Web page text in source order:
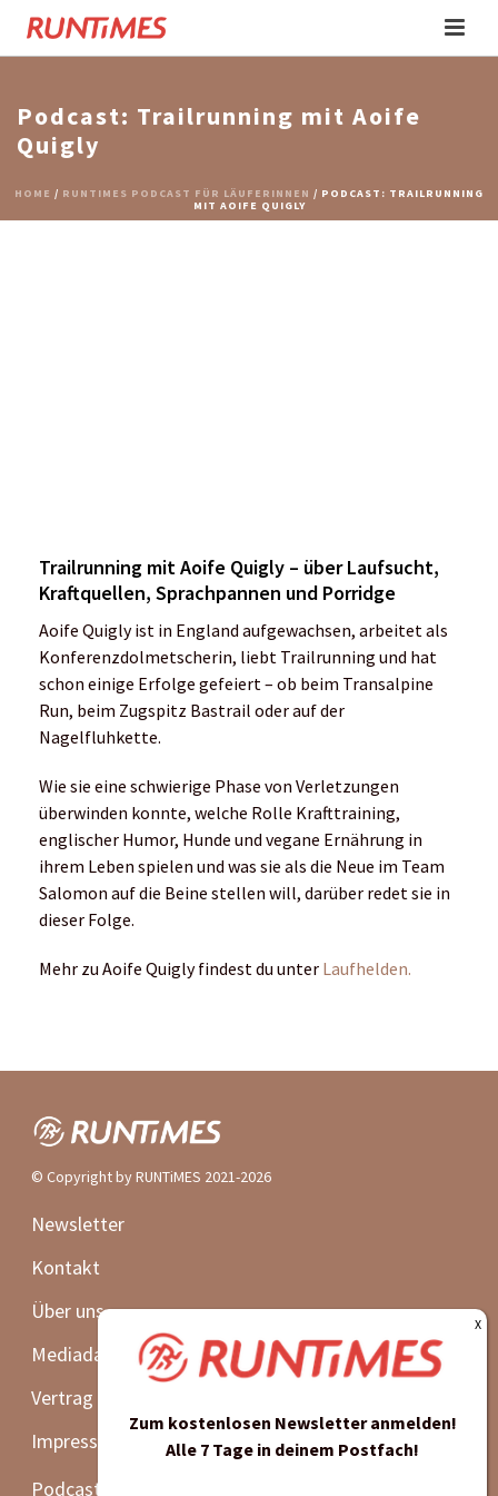
Podcast: Trailrunning mit Aoife
Quigly
HOME / RUNTIMES PODCAST FÜR LÄUFERINNEN / PODCAST: TRAILRUNNING
MIT AOIFE QUIGLY
Trailrunning mit Aoife Quigly – über Laufsucht,
Kraftquellen, Sprachpannen und Porridge
Aoife Quigly ist in England aufgewachsen, arbeitet als
Konferenzdolmetscherin, liebt Trailrunning und hat
schon einige Erfolge gefeiert – ob beim Transalpine
Run, beim Zugspitz Bastrail oder auf der
Nagelfluhkette.
Wie sie eine schwierige Phase von Verletzungen
überwinden konnte, welche Rolle Krafttraining,
englischer Humor, Hunde und vegane Ernährung in
ihrem Leben spielen und was sie als die Neue im Team
Salomon auf die Beine stellen will, darüber redet sie in
dieser Folge.
Mehr zu Aoife Quigly findest du unter Laufhelden.
© Copyright by RUNTiMES 2021-2026
Newsletter
Kontakt
Über uns
Mediadaten
Vertrag widerrufen
Impressum | Datenschutz | AGB
Podcast
Zum kostenlosen Newsletter anmelden!
Alle 7 Tage in deinem Postfach!